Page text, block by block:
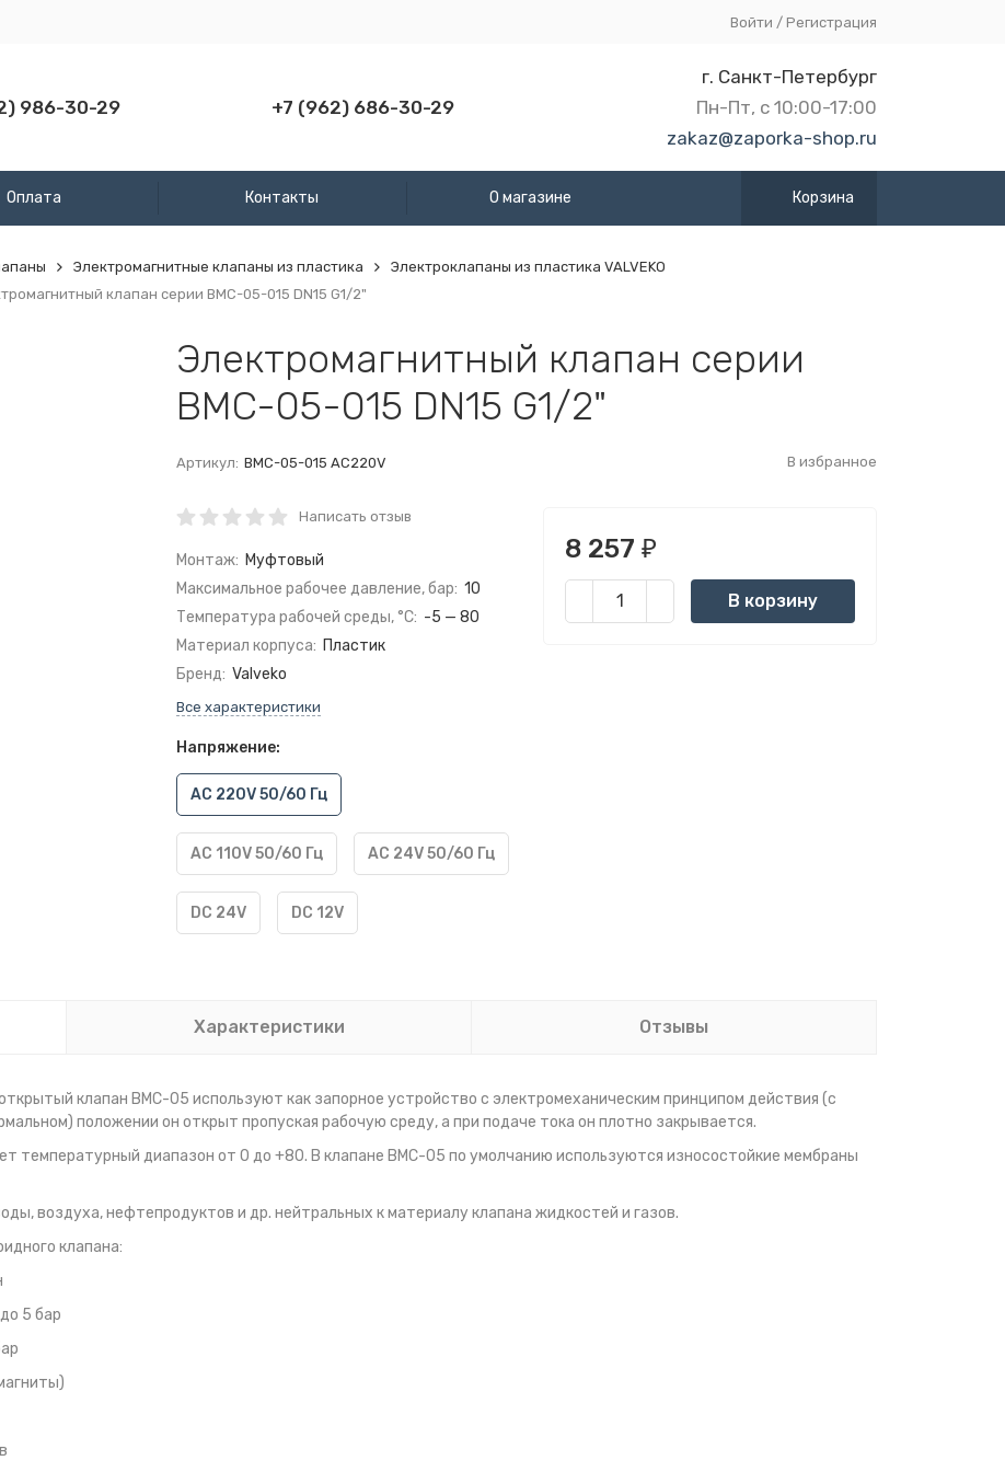
Войти / Регистрация
986-30-29 +7 (962) 686-30-29
г. Санкт-Петербург
Пн-Пт, с 10:00-17:00
zakaz@zaporka-shop.ru
Оплата Контакты О магазине Корзина
Электромагнитные клапаны из пластика
Электроклапаны из пластика VALVEKO
клапан серии BMC-05-015 DN15 G1/2"
Электромагнитный клапан серии
BMC-05-015 DN15 G1/2"
Артикул: BMC-05-015 AC220V В избранное
Написать отзыв
Монтаж: Муфтовый
Максимальное рабочее давление, бар: 10
Температура рабочей среды, °C: -5 — 80
Материал корпуса: Пластик
Бренд: Valveko
Все характеристики
Напряжение:
AC 220V 50/60 Гц
AC 110V 50/60 Гц AC 24V 50/60 Гц
DC 24V DC 12V
8 257 ₽
В корзину
Характеристики Отзывы
клапан BMC-05 используют как запорное устройство с электромеханическим принципом действия (с
положении он открыт пропуская рабочую среду, а при подаче тока он плотно закрывается.
температурный диапазон от 0 до +80. В клапане BMC-05 по умолчанию используются износостойкие мембраны
воздуха, нефтепродуктов и др. нейтральных к материалу клапана жидкостей и газов.
клапана:
5 бар